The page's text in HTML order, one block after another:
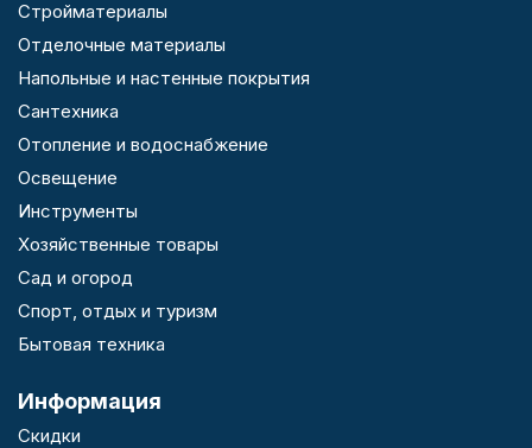
Стройматериалы
Отделочные материалы
Напольные и настенные покрытия
Сантехника
Отопление и водоснабжение
Освещение
Инструменты
Хозяйственные товары
Сад и огород
Спорт, отдых и туризм
Бытовая техника
Информация
Скидки